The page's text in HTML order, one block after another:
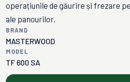
operațiunile de găurire și frezare
ale panourilor.
BRAND
MASTERWOOD
MODEL
TF 600 SA